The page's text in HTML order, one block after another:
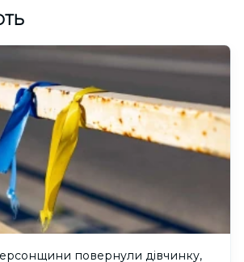
повернули дівчинку,